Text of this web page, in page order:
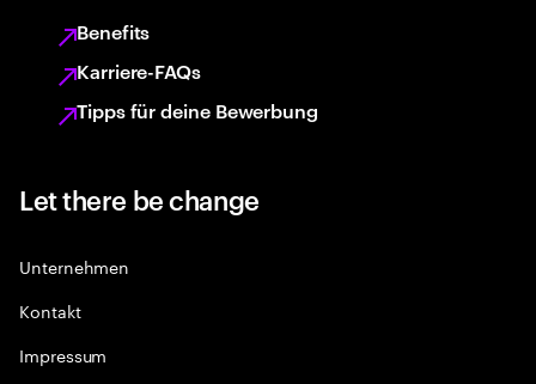
Benefits
Karriere-FAQs
Tipps für deine Bewerbung
Let there be change
Unternehmen
Kontakt
Impressum